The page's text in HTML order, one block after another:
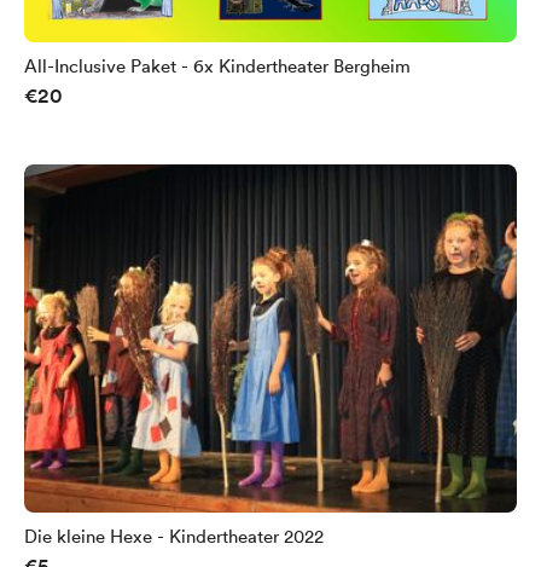
All-Inclusive Paket - 6x Kindertheater Bergheim
€20
Die kleine Hexe - Kindertheater 2022